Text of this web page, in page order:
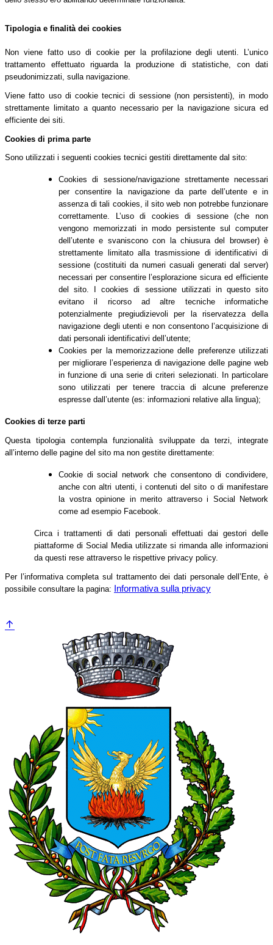
Tipologia e finalità dei cookies
Non viene fatto uso di cookie per la profilazione degli utenti. L’unico
trattamento effettuato riguarda la produzione di statistiche, con dati
pseudonimizzati, sulla navigazione.
Viene fatto uso di cookie tecnici di sessione (non persistenti), in modo
strettamente limitato a quanto necessario per la navigazione sicura ed
efficiente dei siti.
Cookies di prima parte
Sono utilizzati i seguenti cookies tecnici gestiti direttamente dal sito:
Cookies di sessione/navigazione strettamente necessari
per consentire la navigazione da parte dell’utente e in
assenza di tali cookies, il sito web non potrebbe funzionare
correttamente. L’uso di cookies di sessione (che non
vengono memorizzati in modo persistente sul computer
dell’utente e svaniscono con la chiusura del browser) è
strettamente limitato alla trasmissione di identificativi di
sessione (costituiti da numeri casuali generati dal server)
necessari per consentire l’esplorazione sicura ed efficiente
del sito. I cookies di sessione utilizzati in questo sito
evitano il ricorso ad altre tecniche informatiche
potenzialmente pregiudizievoli per la riservatezza della
navigazione degli utenti e non consentono l’acquisizione di
dati personali identificativi dell’utente;
Cookies per la memorizzazione delle preferenze utilizzati
per migliorare l’esperienza di navigazione delle pagine web
in funzione di una serie di criteri selezionati. In particolare
sono utilizzati per tenere traccia di alcune preferenze
espresse dall’utente (es: informazioni relative alla lingua);
Cookies di terze parti
Questa tipologia contempla funzionalità sviluppate da terzi, integrate
all’interno delle pagine del sito ma non gestite direttamente:
Cookie di social network che consentono di condividere,
anche con altri utenti, i contenuti del sito o di manifestare
la vostra opinione in merito attraverso i Social Network
come ad esempio Facebook.
Circa i trattamenti di dati personali effettuati dai gestori delle
piattaforme di Social Media utilizzate si rimanda alle informazioni
da questi rese attraverso le rispettive privacy policy.
Per l’informativa completa sul trattamento dei dati personale dell’Ente, è
possibile consultare la pagina:
Informativa sulla privacy